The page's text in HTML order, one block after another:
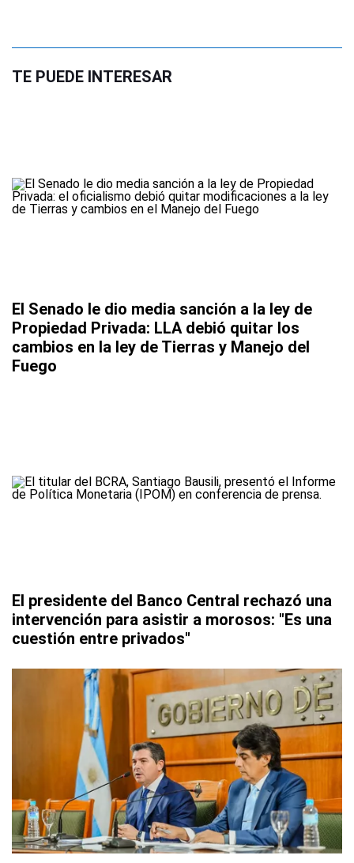
TE PUEDE INTERESAR
El Senado le dio media sanción a la ley de
Propiedad Privada: LLA debió quitar los
cambios en la ley de Tierras y Manejo del
Fuego
El presidente del Banco Central rechazó una
intervención para asistir a morosos: "Es una
cuestión entre privados"